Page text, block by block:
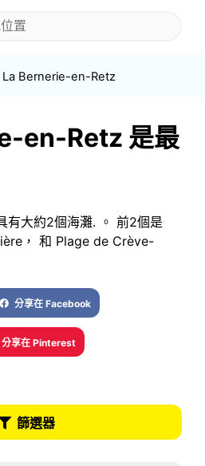
La Bernerie-en-Retz
en-Retz 是最
有大約2個海灘. 。 前2個是
， 和 Plage de Crève-
分享在 Facebook
分享在 Pinterest
篩選器